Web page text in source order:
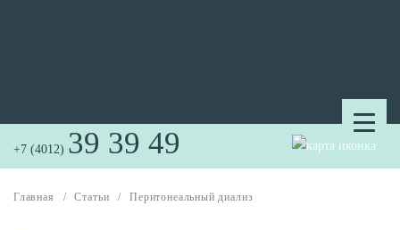
+7 (4012) 39 39 49
Главная / Статьи / Перитонеальный диализ